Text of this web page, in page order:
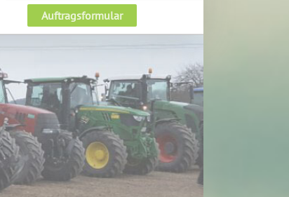
Auftragsformular